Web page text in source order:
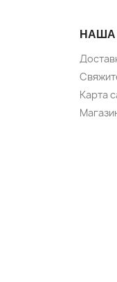
НАША
Карта